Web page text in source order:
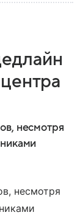
несмотря
несмотря